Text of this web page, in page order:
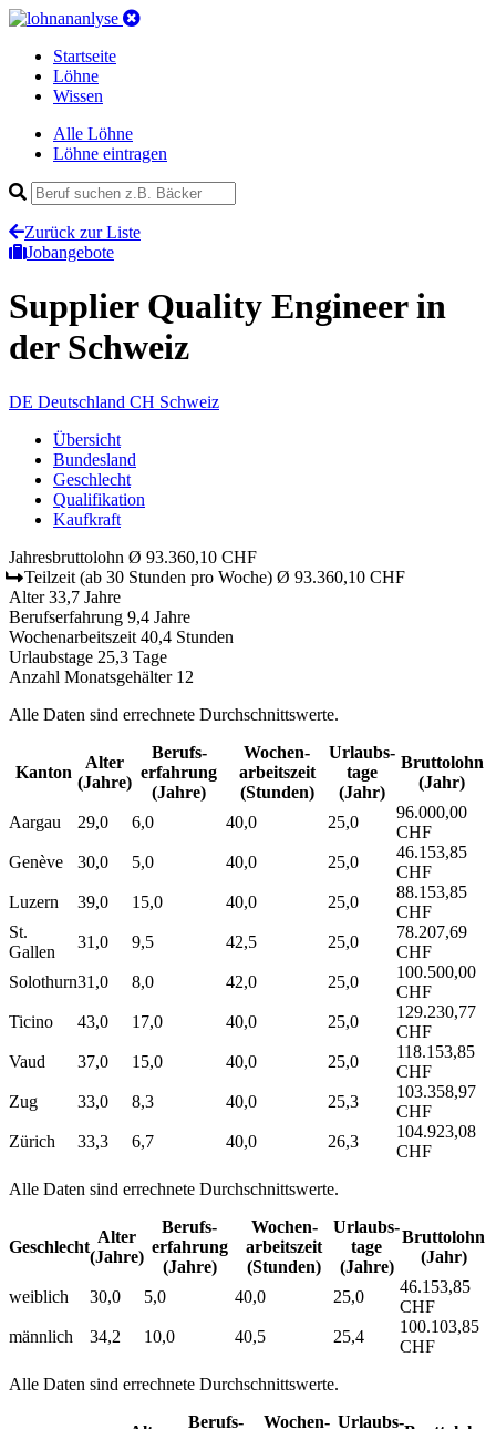
Startseite
Löhne
Wissen
Alle Löhne
Löhne eintragen
Zurück zur Liste
Jobangebote
Supplier Quality Engineerin
der Schweiz
DE Deutschland CH Schweiz
Übersicht
Bundesland
Geschlecht
Qualifikation
Kaufkraft
Jahresbruttolohn Ø 93.360,10 CHF
Teilzeit (ab 30 Stunden pro Woche) Ø 93.360,10 CHF
Alter 33,7 Jahre
Berufserfahrung 9,4 Jahre
Wochenarbeitszeit 40,4 Stunden
Urlaubstage 25,3 Tage
Anzahl Monatsgehälter 12
Alle Daten sind errechnete Durchschnittswerte.
Kanton
Alter
(Jahre)
Berufs­
erfahrung
(Jahre)
Wochen­
arbeitszeit
(Stunden)
Urlaubs­
tage
(Jahr)
Bruttolohn
(Jahr)
Aargau 29,0 6,0 40,0 25,0
96.000,00
CHF
Genève
30,0 5,0 40,0 25,0
46.153,85
CHF
Luzern
39,0 15,0 40,0 25,0
88.153,85
CHF
St.
Gallen
31,0 9,5 42,5 25,0
78.207,69
CHF
Solothurn31,0 8,0 42,0 25,0
100.500,00
CHF
Ticino
43,0 17,0 40,0 25,0
129.230,77
CHF
Vaud
37,0 15,0 40,0 25,0
118.153,85
CHF
Zug
33,0 8,3 40,0 25,3
103.358,97
CHF
Zürich
33,3 6,7 40,0 26,3
104.923,08
CHF
Alle Daten sind errechnete Durchschnittswerte.
Geschlecht
Alter
(Jahre)
Berufs­
erfahrung
(Jahre)
Wochen­
arbeitszeit
(Stunden)
Urlaubs­
tage
(Jahre)
Bruttolohn
(Jahr)
weiblich 30,0 5,0 40,0 25,0
46.153,85
CHF
männlich
34,2 10,0 40,5 25,4
100.103,85
CHF
Alle Daten sind errechnete Durchschnittswerte.
Berufs­
Wochen­ Urlaubs­